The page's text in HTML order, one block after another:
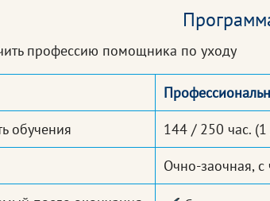
профессию помощника по уходу
обучения
144 / 250 час.
Очно-заочная,